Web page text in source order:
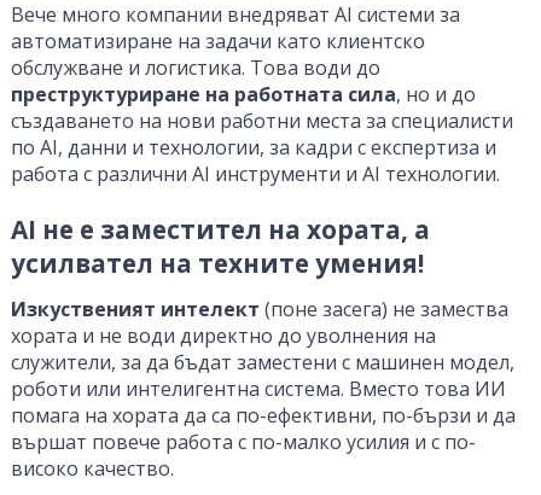
Вече много компании внедряват AI системи за
автоматизиране на задачи като клиентско
обслужване и логистика. Това води до
преструктуриране на работната сила, но и до
създаването на нови работни места за специалисти
по AI, данни и технологии, за кадри с експертиза и
работа с различни AI инструменти и AI технологии.
AI не е заместител на хората, а
усилвател на техните умения!
Изкуственият интелект (поне засега) не замества
хората и не води директно до уволнения на
служители, за да бъдат заместени с машинен модел,
роботи или интелигентна система. Вместо това ИИ
помага на хората да са по-ефективни, по-бързи и да
вършат повече работа с по-малко усилия и с по-
високо качество.